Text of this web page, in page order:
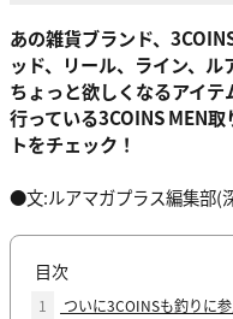
あの雑貨ブランド、
ッド、リール、ライン、ル
ちょっと欲しくなるアイ
行っている3COINS MEN
トをチェック！
●文:ルアマガプラス編集部(
目次
1
ついに3COINSも釣りに